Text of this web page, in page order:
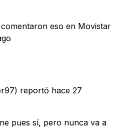
comentaron eso en Movistar
reportó hace 27
pues sí, pero nunca va a